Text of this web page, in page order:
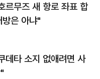
르무즈 새 항로 좌표 합
은 아냐"
데타 소지 없애려면 사